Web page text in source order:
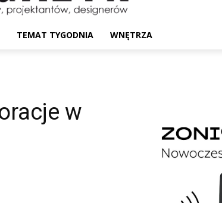
TEMAT TYGODNIA WNĘTRZA
w